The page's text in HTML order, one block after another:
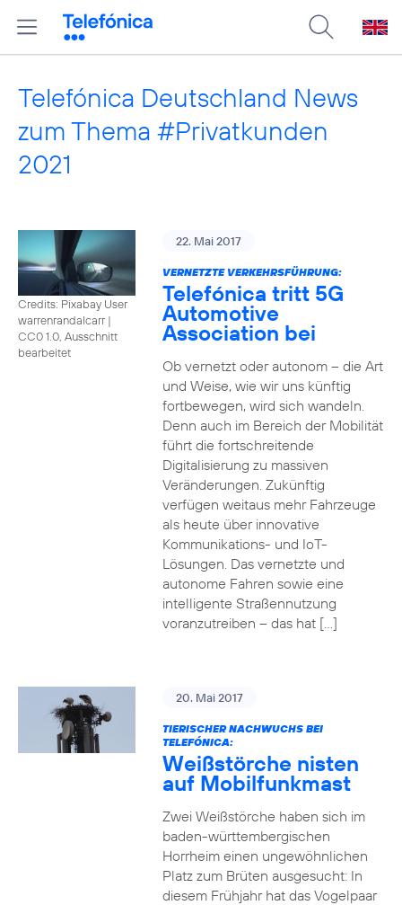
Telefónica Deutschland News
zum Thema #Privatkunden
2021
Credits: Pixabay User
warrenrandalcarr|
CC0 1.0, Ausschnitt
bearbeitet
22. Mai 2017
VERNETZTE VERKEHRSFÜHRUNG:
Telefónica tritt 5G
Automotive
Association bei
Ob vernetzt oder autonom – die Art
und Weise, wie wir uns künftig
fortbewegen, wird sich wandeln.
Denn auch im Bereich der Mobilität
führt die fortschreitende
Digitalisierung zu massiven
Veränderungen. Zukünftig
verfügen weitaus mehr Fahrzeuge
als heute über innovative
Kommunikations- und IoT-
Lösungen. Das vernetzte und
autonome Fahren sowie eine
intelligente Straßennutzung
voranzutreiben – das hat […]
20. Mai 2017
TIERISCHER NACHWUCHS BEI
TELEFÓNICA:
Weißstörche nisten
auf Mobilfunkmast
Zwei Weißstörche haben sich im
baden-württembergischen
Horrheim einen ungewöhnlichen
Platz zum Brüten ausgesucht: In
diesem Frühjahr hat das Vogelpaar